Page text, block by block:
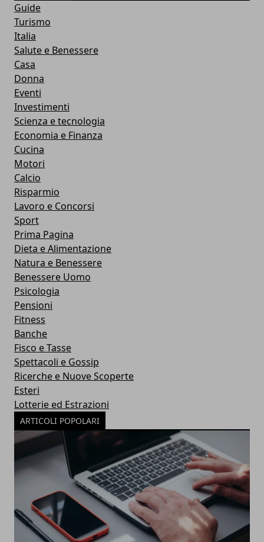
Guide
Turismo
Italia
Salute e Benessere
Casa
Donna
Eventi
Investimenti
Scienza e tecnologia
Economia e Finanza
Cucina
Motori
Calcio
Risparmio
Lavoro e Concorsi
Sport
Prima Pagina
Dieta e Alimentazione
Natura e Benessere
Benessere Uomo
Psicologia
Pensioni
Fitness
Banche
Fisco e Tasse
Spettacoli e Gossip
Ricerche e Nuove Scoperte
Esteri
Lotterie ed Estrazioni
ARTICOLI POPOLARI